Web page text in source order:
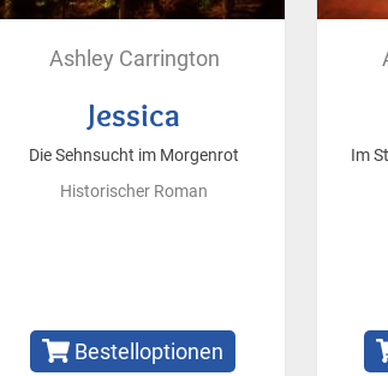
Ashley Carrington
Jessica
Die Sehnsucht im Morgenrot
Historischer Roman
Bestelloptionen
Im